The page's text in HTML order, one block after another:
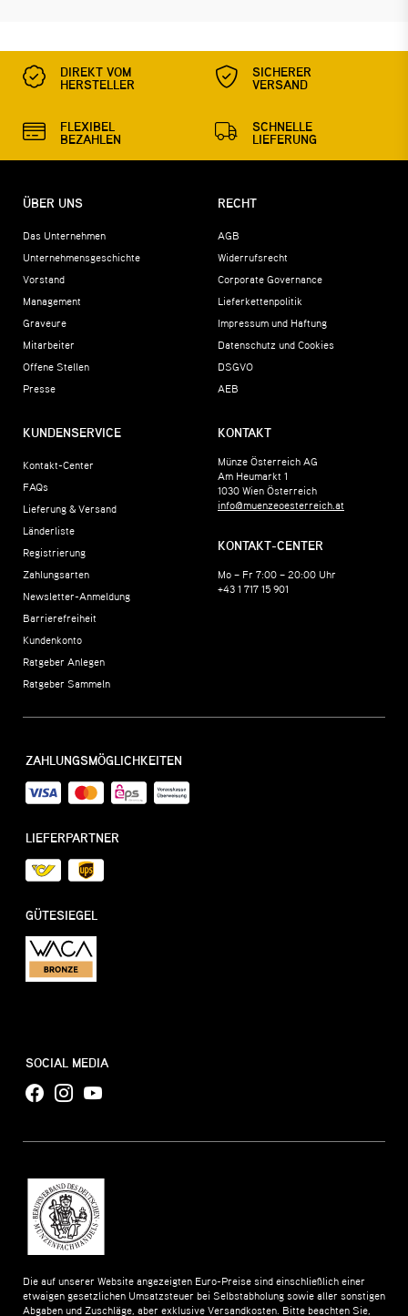
DIREKT VOM
HERSTELLER
SICHERER
VERSAND
FLEXIBEL
BEZAHLEN
SCHNELLE
LIEFERUNG
ÜBER UNS
Das Unternehmen
Unternehmensgeschichte
Vorstand
Management
Graveure
Mitarbeiter
Offene Stellen
Presse
RECHT
AGB
Widerrufsrecht
Corporate Governance
Lieferkettenpolitik
Impressum und Haftung
Datenschutz und Cookies
DSGVO
AEB
KUNDENSERVICE
Kontakt-Center
FAQs
Lieferung & Versand
Länderliste
Registrierung
Zahlungsarten
Newsletter-Anmeldung
Barrierefreiheit
Kundenkonto
Ratgeber Anlegen
Ratgeber Sammeln
KONTAKT
Münze Österreich AG
Am Heumarkt 1
1030 Wien Österreich
info@muenzeoesterreich.at
KONTAKT-CENTER
Mo – Fr 7:00 – 20:00 Uhr
+43 1 717 15 901
ZAHLUNGSMÖGLICHKEITEN
LIEFERPARTNER
GÜTESIEGEL
SOCIAL MEDIA
Die auf unserer Website angezeigten Euro-Preise sind einschließlich einer
etwaigen gesetzlichen Umsatzsteuer bei Selbstabholung sowie aller sonstigen
Abgaben und Zuschläge, aber exklusive Versandkosten. Bitte beachten Sie,